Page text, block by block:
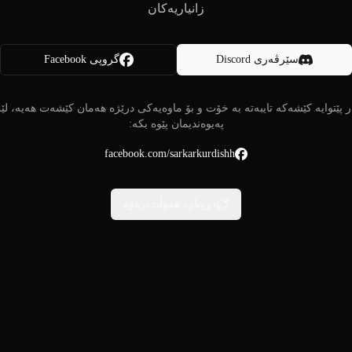
زانیاریەکان
سێرڤەری Discord گروپی Facebook
پێتوایە کێشەکە تایبەتە بە خۆت و بۆ ماوەیەکی درێژە هەمان کێشەت هەیە،
پەیوەندیمان پێوە بکە:
facebook.com/sarkarkurdishh